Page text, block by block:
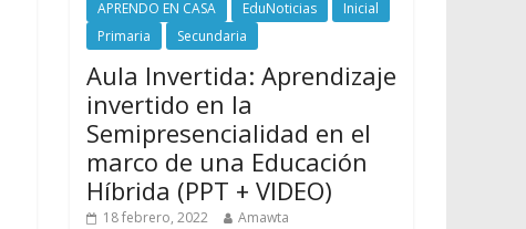
APRENDO EN CASA EduNoticias
Inicial
Primaria
Secundaria
Aula Invertida: Aprendizaje
invertido en la
Semipresencialidad en el
marco de una Educación
Híbrida (PPT + VIDEO)
18 febrero, 2022 Amawta